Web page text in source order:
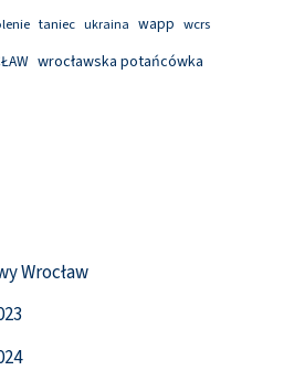
taniec ukraina wapp wcrs
wrocławska potańcówka
Wrocław